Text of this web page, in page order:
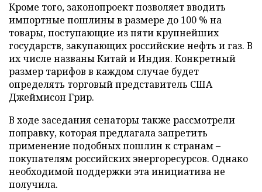
Кроме того, законопроект позволяет вводить
импортные пошлины в размере до 100 % на
товары, поступающие из пяти крупнейших
государств, закупающих российские нефть и газ. В
их числе названы Китай и Индия. Конкретный
размер тарифов в каждом случае будет
определять торговый представитель США
Джеймисон Грир.
В ходе заседания сенаторы также рассмотрели
поправку, которая предлагала запретить
применение подобных пошлин к странам –
покупателям российских энергоресурсов. Однако
необходимой поддержки эта инициатива не
получила.